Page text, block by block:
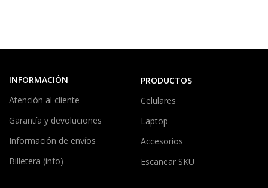
INFORMACIÓN
Atención al cliente
Garantía y devoluciones
Información de envíos
Billetera (info)
PRODUCTOS
Celulares
Laptop
Accesorios
Escanear SKU